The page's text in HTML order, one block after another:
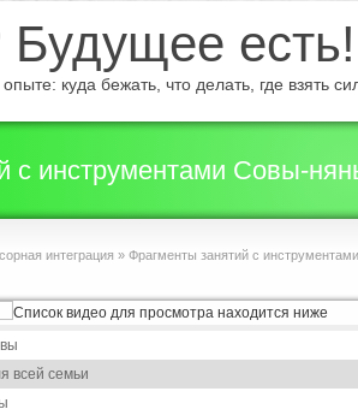
есть!
куда бежать, что делать, где взять
с инструментами Совы-
интеграция » Фрагменты занятий с
всей семьи